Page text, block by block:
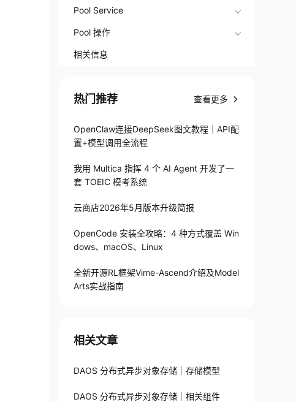
Pool Service
Pool 操作
相关信息
热门推荐 查看更多
OpenClaw连接DeepSeek图文教程｜API配
置+模型调用全流程
我用 Multica 指挥 4 个 AI Agent 开发了一
套 TOEIC 模考系统
云商店2026年5月版本升级简报
OpenCode 安装全攻略：4 种方式覆盖 Win
dows、macOS、Linux
全新开源RL框架Vime-Ascend介绍及Model
Arts实战指南
相关文章
DAOS 分布式异步对象存储｜存储模型
DAOS 分布式异步对象存储｜相关组件